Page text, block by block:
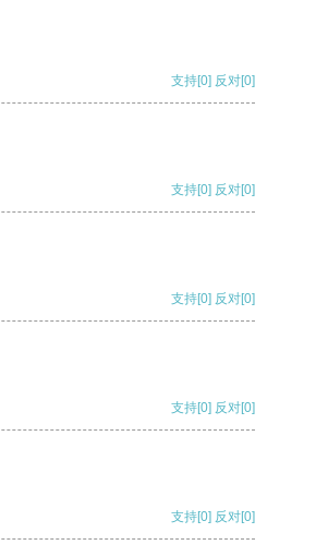
支持[0] 反对[0]
支持[0] 反对[0]
支持[0] 反对[0]
支持[0] 反对[0]
支持[0] 反对[0]